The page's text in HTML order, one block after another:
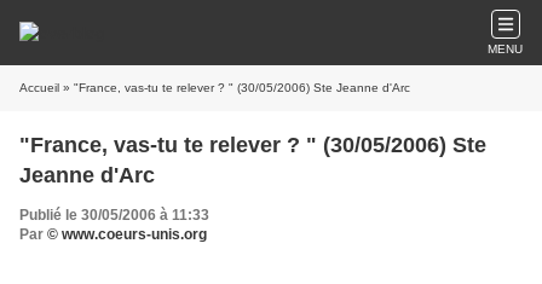
MENU
Accueil » "France, vas-tu te relever ? " (30/05/2006) Ste Jeanne d'Arc
"France, vas-tu te relever ? " (30/05/2006) Ste
Jeanne d'Arc
Publié le 30/05/2006 à 11:33
Par © www.coeurs-unis.org